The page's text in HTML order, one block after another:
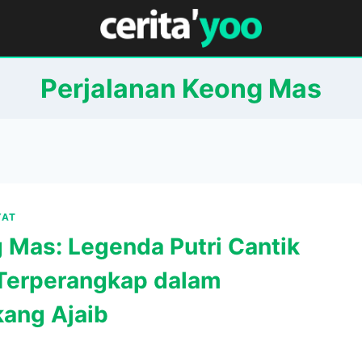
Perjalanan Keong Mas
Mas: Legenda Putri Cantik
dalam
Ajaib